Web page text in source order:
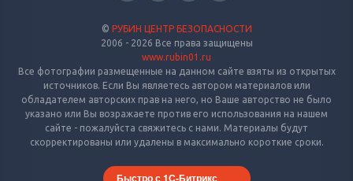
© РУБИН ЦЕНТР БЕЗОПАСНОСТИ
2006 - 2026 Все права защищены
www.rubin01.ru
Все фотографии размещенные на данном сайте взяты из открытых
источников. Если Вы являетесь автором материалов или
обладателем авторских прав на него, но Ваше авторство не было
указано или Вы возражаете против его использования на нашем
сайте - пожалуйста свяжитесь с нами. Материалы будут
скорректированы или удалены в максимально короткие сроки.
Быстро с 1С-Битрикс